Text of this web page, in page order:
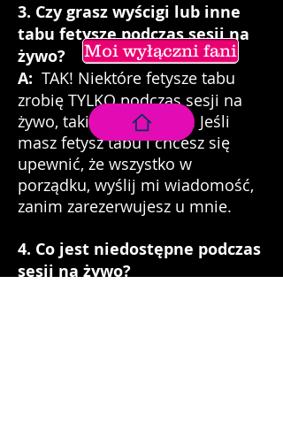
3. Czy grasz wyścigi lub inne
tabu fetysze podczas sesji na
żywo?
A: TAK! Niektóre fetysze tabu
zrobię TYLKO podczas sesji na
żywo, takich jak wyścigi. Jeśli
masz fetysz tabu i chcesz się
upewnić, że wszystko w
porządku, wyślij mi wiadomość,
zanim zarezerwujesz u mnie.
4. Co jest niedostępne podczas
sesji na żywo?
Moi wyłączni fani